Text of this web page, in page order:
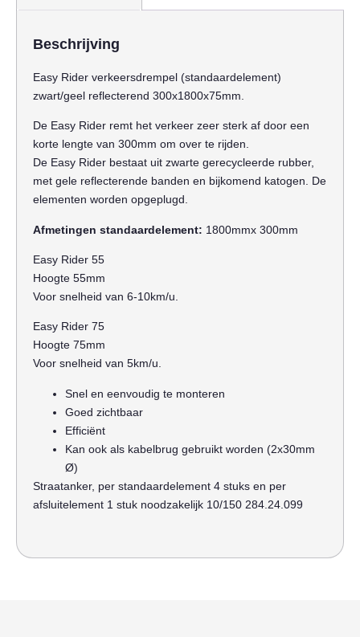
Beschrijving
Easy Rider verkeersdrempel (standaardelement)
zwart/geel reflecterend 300x1800x75mm.
De Easy Rider remt het verkeer zeer sterk af door een
korte lengte van 300mm om over te rijden.
De Easy Rider bestaat uit zwarte gerecycleerde rubber,
met gele reflecterende banden en bijkomend katogen. De
elementen worden opgeplugd.
Afmetingen standaardelement: 1800mmx 300mm
Easy Rider 55
Hoogte 55mm
Voor snelheid van 6-10km/u.
Easy Rider 75
Hoogte 75mm
Voor snelheid van 5km/u.
Snel en eenvoudig te monteren
Goed zichtbaar
Efficiënt
Kan ook als kabelbrug gebruikt worden (2x30mm
Ø)
Straatanker, per standaardelement 4 stuks en per
afsluitelement 1 stuk noodzakelijk 10/150 284.24.099